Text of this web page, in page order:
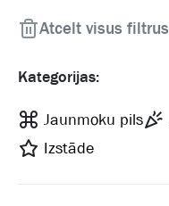
Kategorijas:
Jaunmoku pils
Izstāde
Atcelt visus filtrus